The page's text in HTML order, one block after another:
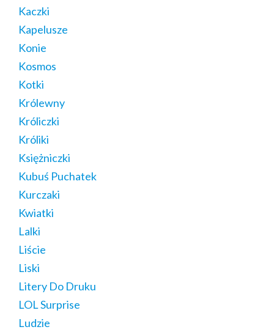
Kaczki
Kapelusze
Konie
Kosmos
Kotki
Królewny
Króliczki
Króliki
Księżniczki
Kubuś Puchatek
Kurczaki
Kwiatki
Lalki
Liście
Liski
Litery Do Druku
LOL Surprise
Ludzie